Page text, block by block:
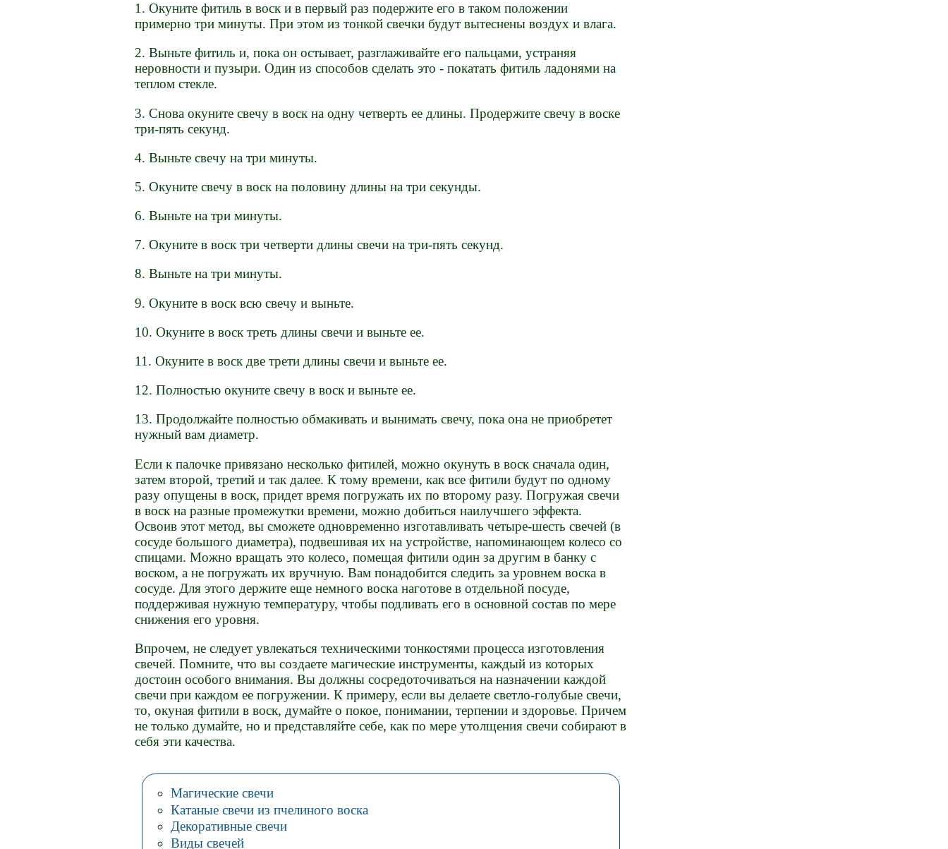
1. Окуните фитиль в воск и в первый раз подержите его в таком положении
примерно три минуты. При этом из тонкой свечки будут вытеснены воздух и влага.
2. Выньте фитиль и, пока он остывает, разглаживайте его пальцами, устраняя
неровности и пузыри. Один из способов сделать это - покатать фитиль ладонями на
теплом стекле.
3. Снова окуните свечу в воск на одну четверть ее длины. Продержите свечу в воске
три-пять секунд.
4. Выньте свечу на три минуты.
5. Окуните свечу в воск на половину длины на три секунды.
6. Выньте на три минуты.
7. Окуните в воск три четверти длины свечи на три-пять секунд.
8. Выньте на три минуты.
9. Окуните в воск всю свечу и выньте.
10. Окуните в воск треть длины свечи и выньте ее.
11. Окуните в воск две трети длины свечи и выньте ее.
12. Полностью окуните свечу в воск и выньте ее.
13. Продолжайте полностью обмакивать и вынимать свечу, пока она не приобретет
нужный вам диаметр.
Если к палочке привязано несколько фитилей, можно окунуть в воск сначала один,
затем второй, третий и так далее. К тому времени, как все фитили будут по одному
разу опущены в воск, придет время погружать их по второму разу. Погружая свечи
в воск на разные промежутки времени, можно добиться наилучшего эффекта.
Освоив этот метод, вы сможете одновременно изготавливать четыре-шесть свечей (в
сосуде большого диаметра), подвешивая их на устройстве, напоминающем колесо со
спицами. Можно вращать это колесо, помещая фитили один за другим в банку с
воском, а не погружать их вручную. Вам понадобится следить за уровнем воска в
сосуде. Для этого держите еще немного воска наготове в отдельной посуде,
поддерживая нужную температуру, чтобы подливать его в основной состав по мере
снижения его уровня.
Впрочем, не следует увлекаться техническими тонкостями процесса изготовления
свечей. Помните, что вы создаете магические инструменты, каждый из которых
достоин особого внимания. Вы должны сосредоточиваться на назначении каждой
свечи при каждом ее погружении. К примеру, если вы делаете светло-голубые свечи,
то, окуная фитили в воск, думайте о покое, понимании, терпении и здоровье. Причем
не только думайте, но и представляйте себе, как по мере утолщения свечи собирают в
себя эти качества.
Магические свечи
Катаные свечи из пчелиного воска
Декоративные свечи
Виды свечей